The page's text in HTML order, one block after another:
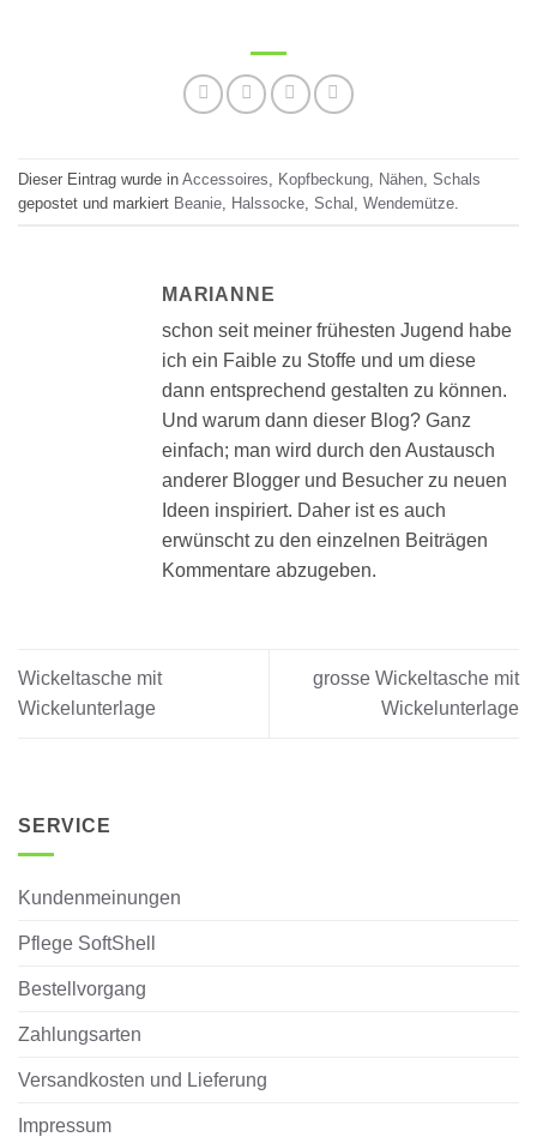
Dieser Eintrag wurde in Accessoires Kopfbeckung Nähen Schals
gepostet und markiert Beanie Halssocke Schal Wendemütze
MARIANNE
schon seit meiner frühesten Jugend habe
ich ein Faible zu Stoffe und um diese
dann entsprechend gestalten zu können.
Und warum dann dieser Blog? Ganz
einfach; man wird durch den Austausch
anderer Blogger und Besucher zu neuen
Ideen inspiriert. Daher ist es auch
erwünscht zu den einzelnen Beiträgen
Kommentare abzugeben.
Wickeltasche mit
Wickelunterlage
grosse Wickeltasche mit
Wickelunterlage
SERVICE
Kundenmeinungen
Pflege SoftShell
Bestellvorgang
Zahlungsarten
Versandkosten und Lieferung
Impressum